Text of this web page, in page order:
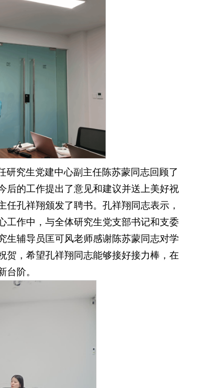
究生党建中心副主任陈苏蒙同志回顾了
后的工作提出了意见和建议并送上美好祝
孔祥翔颁发了聘书。孔祥翔同志表示，
工作中，与全体研究生党支部书记和支委
生辅导员匡可风老师感谢陈苏蒙同志对学
贺，希望孔祥翔同志能够接好接力棒，在
台阶。